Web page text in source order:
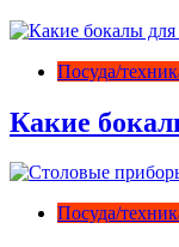
Посуда/
Какие
Посуда/